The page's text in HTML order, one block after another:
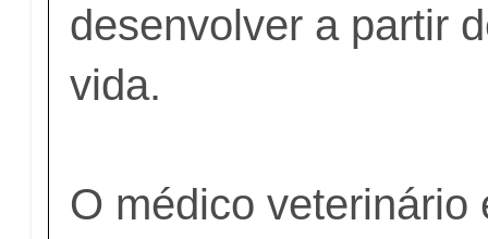
desenvolver a partir
vida.
O médico veterinário